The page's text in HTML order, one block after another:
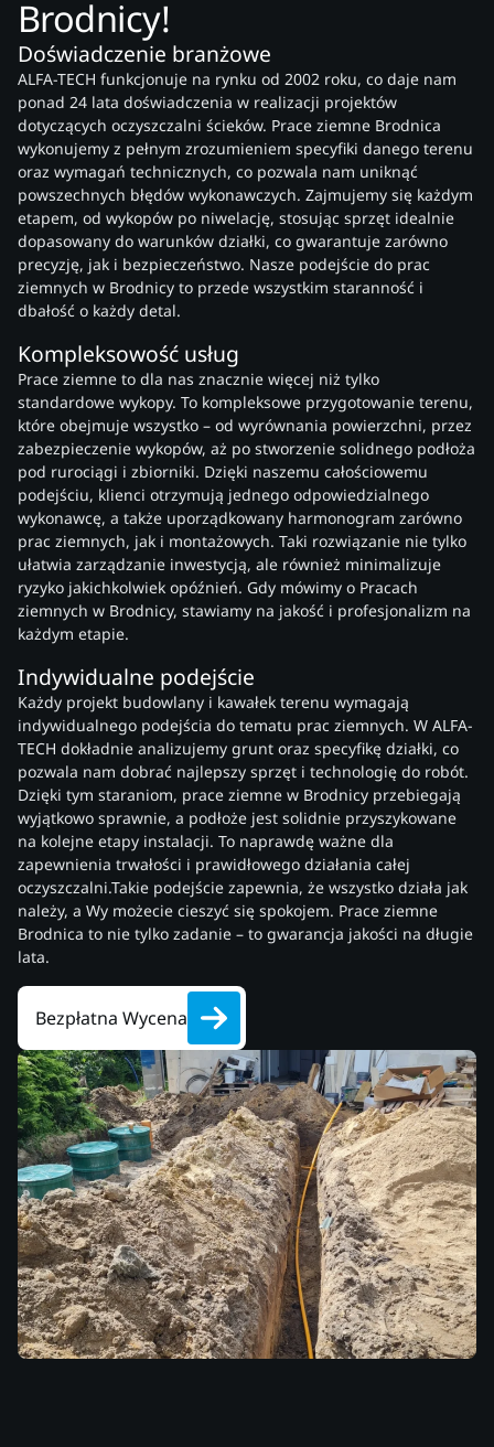
Brodnicy!
Doświadczenie branżowe
ALFA-TECH funkcjonuje na rynku od 2002 roku, co daje nam
ponad 24 lata doświadczenia w realizacji projektów
dotyczących oczyszczalni ścieków. Prace ziemne Brodnica
wykonujemy z pełnym zrozumieniem specyfiki danego terenu
oraz wymagań technicznych, co pozwala nam uniknąć
powszechnych błędów wykonawczych. Zajmujemy się każdym
etapem, od wykopów po niwelację, stosując sprzęt idealnie
dopasowany do warunków działki, co gwarantuje zarówno
precyzję, jak i bezpieczeństwo. Nasze podejście do prac
ziemnych w Brodnicy to przede wszystkim staranność i
dbałość o każdy detal.
Kompleksowość usług
Prace ziemne to dla nas znacznie więcej niż tylko
standardowe wykopy. To kompleksowe przygotowanie terenu,
które obejmuje wszystko – od wyrównania powierzchni, przez
zabezpieczenie wykopów, aż po stworzenie solidnego podłoża
pod rurociągi i zbiorniki. Dzięki naszemu całościowemu
podejściu, klienci otrzymują jednego odpowiedzialnego
wykonawcę, a także uporządkowany harmonogram zarówno
prac ziemnych, jak i montażowych. Taki rozwiązanie nie tylko
ułatwia zarządzanie inwestycją, ale również minimalizuje
ryzyko jakichkolwiek opóźnień. Gdy mówimy o Pracach
ziemnych w Brodnicy, stawiamy na jakość i profesjonalizm na
każdym etapie.
Indywidualne podejście
Każdy projekt budowlany i kawałek terenu wymagają
indywidualnego podejścia do tematu prac ziemnych. W ALFA-
TECH dokładnie analizujemy grunt oraz specyfikę działki, co
pozwala nam dobrać najlepszy sprzęt i technologię do robót.
Dzięki tym staraniom, prace ziemne w Brodnicy przebiegają
wyjątkowo sprawnie, a podłoże jest solidnie przyszykowane
na kolejne etapy instalacji. To naprawdę ważne dla
zapewnienia trwałości i prawidłowego działania całej
oczyszczalni.Takie podejście zapewnia, że wszystko działa jak
należy, a Wy możecie cieszyć się spokojem. Prace ziemne
Brodnica to nie tylko zadanie – to gwarancja jakości na długie
lata.
Bezpłatna Wycena